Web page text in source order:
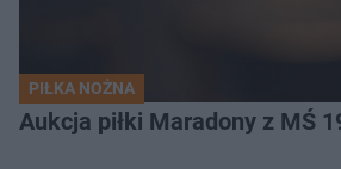
PIŁKA NOŻNA
Aukcja piłki Maradony z MŚ